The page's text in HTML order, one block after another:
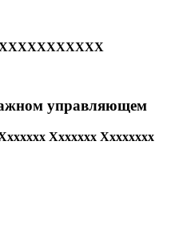
управляющем
Xxxxxxx Xxxxxxxx